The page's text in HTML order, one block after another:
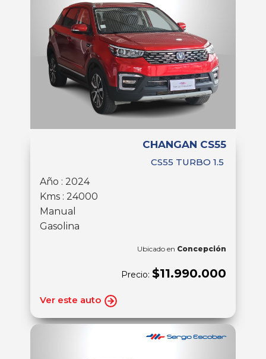
CHANGAN CS55
CS55 TURBO 1.5
Año : 2024
Kms : 24000
Manual
Gasolina
Ubicado en Concepción
Precio: $11.990.000
Ver este auto